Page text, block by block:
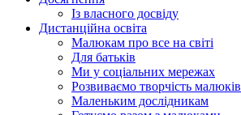
Із власного досвіду
Дистанційна освіта
Малюкам про все на світі
Для батьків
Ми у соціальних мережах
Розвиваємо творчість малюків
Маленьким дослідникам